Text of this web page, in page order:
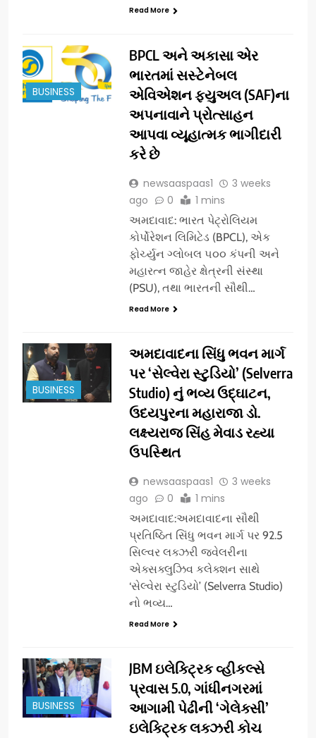
Read More
BUSINESS
BPCL અને અકાસા એર
ભારતમાં સસ્ટેનેબલ
એવિએશન ફ્યુઅલ (SAF)ના
અપનાવાને પ્રોત્સાહન
આપવા વ્યૂહાત્મક ભાગીદારી
કરે છે
newsaaspaas1
3 weeks
ago
0 1 mins
અમદાવાદ: ભારત પેટ્રોલિયમ
કોર્પોરેશન લિમિટેડ (BPCL), એક
ફોર્ચ્યુન ગ્લોબલ ૫૦૦ કંપની અને
મહારત્ન જાહેર ક્ષેત્રની સંસ્થા
(PSU), તથા ભારતની સૌથી…
Read More
BUSINESS
અમદાવાદના સિંધુ ભવન માર્ગ
પર ‘સેલ્વેરા સ્ટુડિયો’ (Selverra
Studio) નું ભવ્ય ઉદ્ઘાટન,
ઉદયપુરના મહારાજા ડો.
લક્ષ્યરાજ સિંહ મેવાડ રહ્યા
ઉપસ્થિત
newsaaspaas1
3 weeks
ago
0 1 mins
અમદાવાદ:અમદાવાદના સૌથી
પ્રતિષ્ઠિત સિંધુ ભવન માર્ગ પર 92.5
સિલ્વર લક્ઝરી જ્વેલરીના
એક્સક્લુઝિવ કલેક્શન સાથે
‘સેલ્વેરા સ્ટુડિયો’ (Selverra Studio)
નો ભવ્ય…
Read More
BUSINESS
JBM ઇલેક્ટ્રિક વ્હીકલ્સે
પ્રવાસ 5.0, ગાંધીનગરમાં
આગામી પેઢીની ‘ગેલેક્સી’
ઇલેક્ટ્રિક લક્ઝરી કોચ